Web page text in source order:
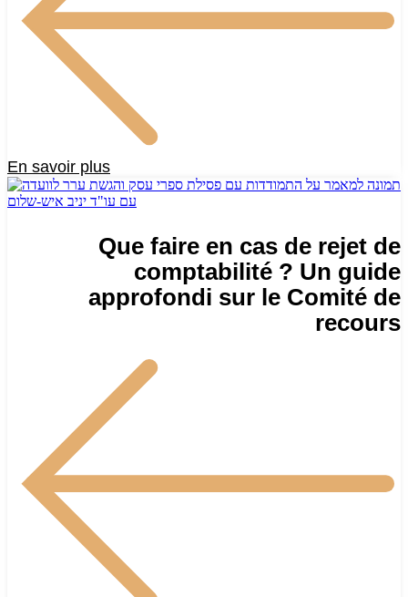
En savoir plus
Que faire en cas de rejet de
comptabilité ? Un guide
approfondi sur le Comité de
recours